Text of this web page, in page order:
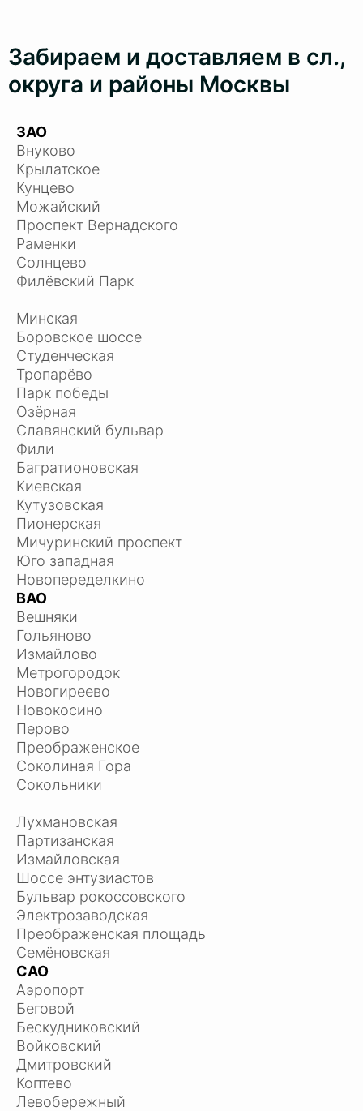
Забираем и доставляем в сл.,
округа и районы Москвы
ЗАО
Внуково
Крылатское
Кунцево
Можайский
Проспект Вернадского
Раменки
Солнцево
Филёвский Парк
Минская
Боровское шоссе
Студенческая
Тропарёво
Парк победы
Озёрная
Славянский бульвар
Фили
Багратионовская
Киевская
Кутузовская
Пионерская
Мичуринский проспект
Юго западная
Новопеределкино
ВАО
Вешняки
Гольяново
Измайлово
Метрогородок
Новогиреево
Новокосино
Перово
Преображенское
Соколиная Гора
Сокольники
Лухмановская
Партизанская
Измайловская
Шоссе энтузиастов
Бульвар рокоссовского
Электрозаводская
Преображенская площадь
Семёновская
САО
Аэропорт
Беговой
Бескудниковский
Войковский
Дмитровский
Коптево
Левобережный